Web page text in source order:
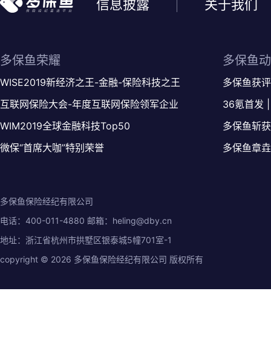
信息披露 关于我们
多保鱼荣耀
WISE2019新经济之王-金融-保险科技之王
互联网保险大会-年度互联网保险领军企业
WIM2019全球金融科技Top50
微保“首席大咖”特别荣誉
多保鱼
多保鱼获
36氪首发
多保鱼斩
多保鱼章
多保鱼保险经纪有限公司
电话：400-011-4880 邮箱：heling@dby.cn
地址：浙江省杭州市拱墅区银泰城5幢701室-1
copyright © 2026 多保鱼保险经纪有限公司 版权所有